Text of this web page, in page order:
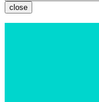
close